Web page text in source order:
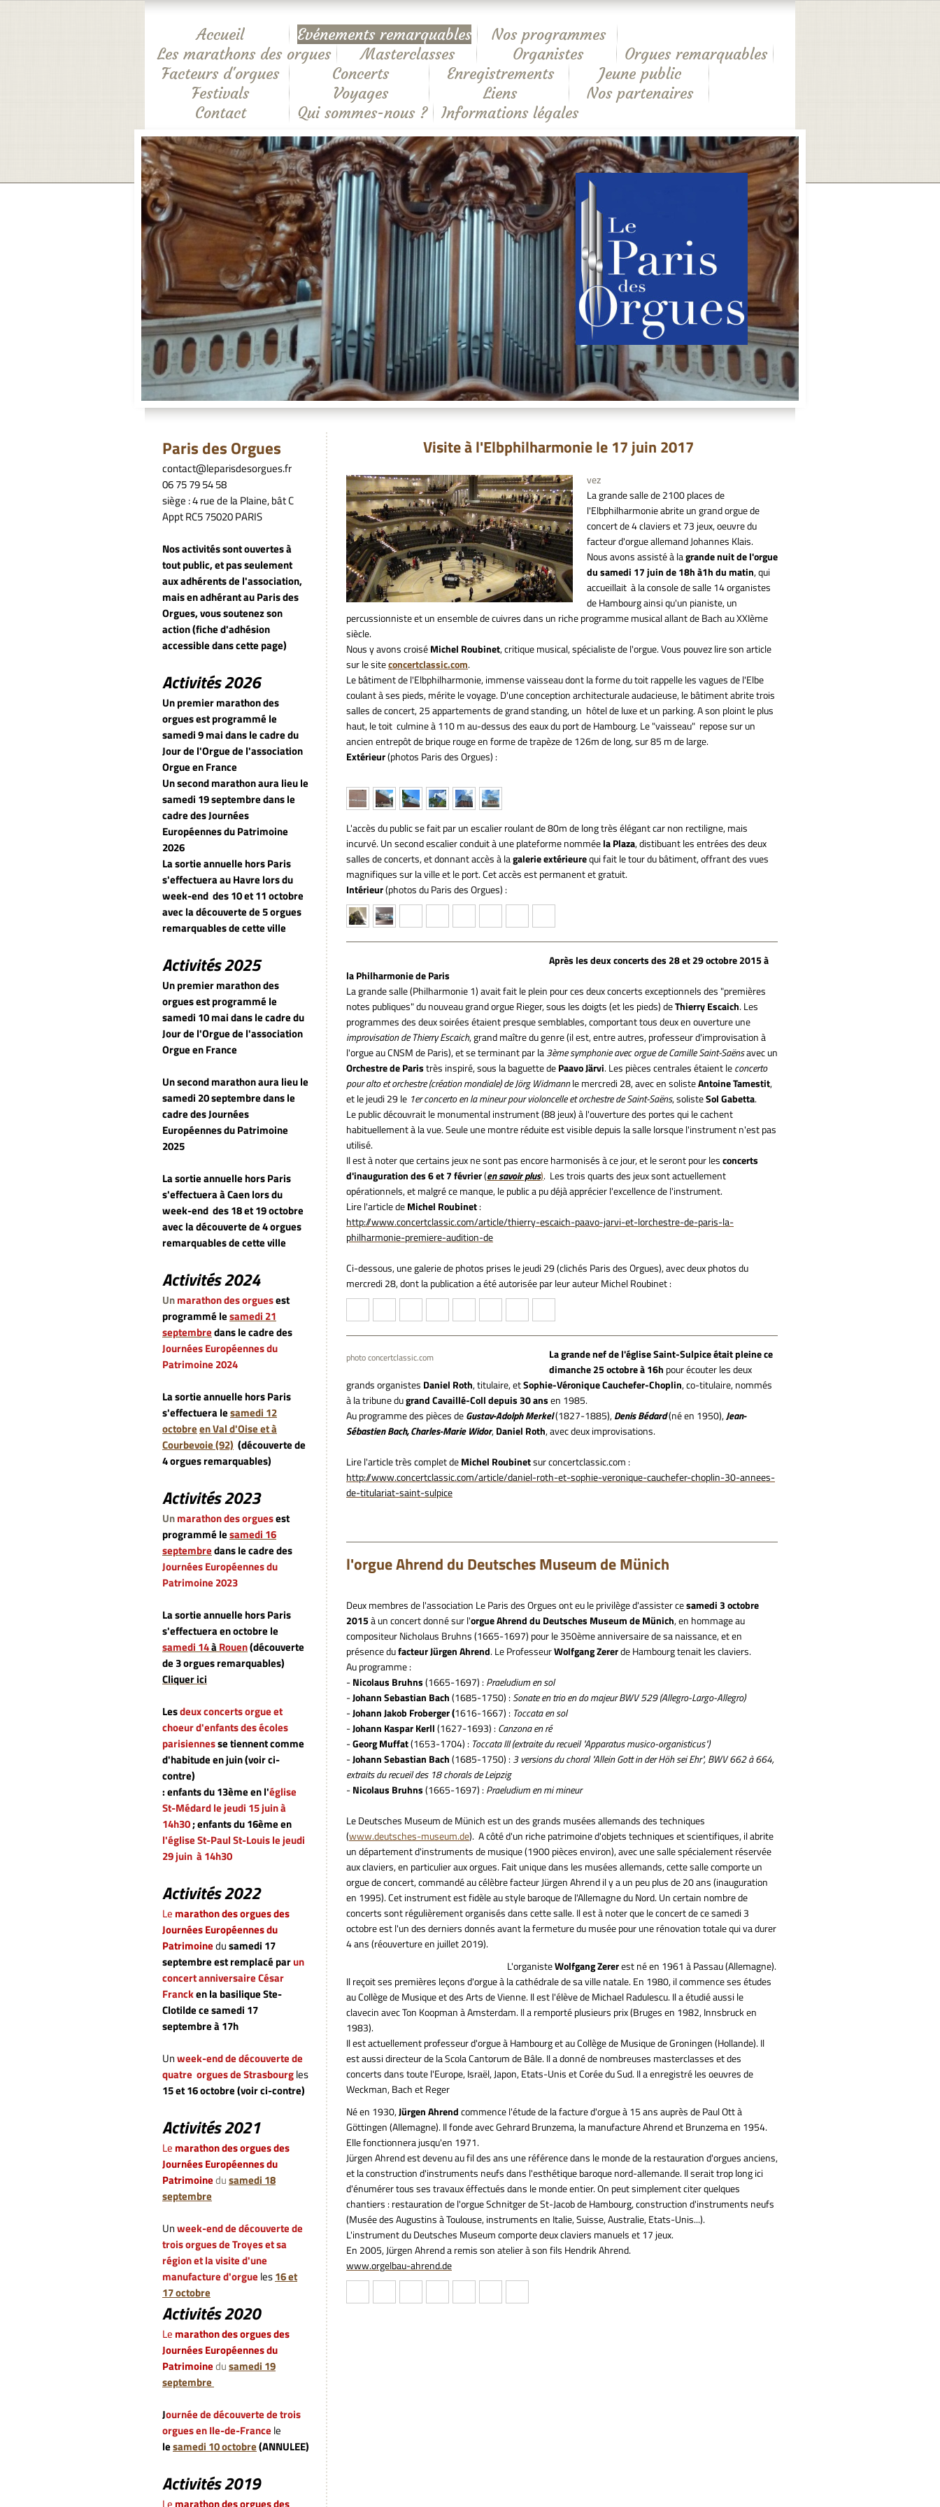
Accueil Evénements remarquables
Nos programmes
Les marathons des orgues
Masterclasses Organistes
Orgues remarquables
Facteurs d'orgues
Concerts Enregistrements
Jeune public
Festivals
Voyages Liens
Nos partenaires
Contact
Qui sommes-nous ? Informations légales
Paris des Orgues
contact@leparisdesorgues.fr
06 75 79 54 58
siège : 4 rue de la Plaine, bât C
Appt RC5 75020 PARIS
Nos activités sont ouvertes à
tout public, et pas seulement
aux adhérents de l'association,
mais en adhérant au Paris des
Orgues, vous soutenez son
action (fiche d'adhésion
accessible dans cette page)
Activités 2026
Un premier marathon des
orgues est programmé le
samedi 9 mai dans le cadre du
Jour de l'Orgue de l'association
Orgue en France
Un second marathon aura lieu le
samedi 19 septembre dans le
cadre des Journées
Européennes du Patrimoine
2026
La sortie annuelle hors Paris
s'effectuera au Havre lors du
week-end des 10 et 11 octobre
avec la découverte de 5 orgues
remarquables de cette ville
Activités 2025
Un premier marathon des
orgues est programmé le
samedi 10 mai dans le cadre du
Jour de l'Orgue de l'association
Orgue en France
Un second marathon aura lieu le
samedi 20 septembre dans le
cadre des Journées
Européennes du Patrimoine
2025
La sortie annuelle hors Paris
s'effectuera à Caen lors du
week-end des 18 et 19 octobre
avec la découverte de 4 orgues
remarquables de cette ville
Activités 2024
Unmarathon des orguesest
programmé lesamedi 21
septembredans le cadre des
Journées Européennes du
Patrimoine 2024
La sortie annuelle hors Paris
s'effectuera lesamedi 12
octobreen Val d'Oise et à
Courbevoie (92) (découverte de
4 orgues remarquables)
Activités 2023
Unmarathon des orguesest
programmé lesamedi 16
septembredans le cadre des
Journées Européennes du
Patrimoine 2023
La sortie annuelle hors Paris
s'effectuera en octobre le
samedi 14àRouen(découverte
de 3 orgues remarquables)
Cliquer ici
Lesdeux concerts orgue et
choeur d'enfants des écoles
parisiennesse tiennent comme
d'habitude en juin (voir ci-
contre)
: enfants du 13ème en l'église
St-Médard le jeudi 15 juin à
14h30; enfants du 16ème en
l'église St-Paul St-Louisle jeudi
29 juin à 14h30
Activités 2022
Le marathon des orgues des
Journées Européennes du
Patrimoinedusamedi 17
septembreest remplacé parun
concert anniversaire César
Francken la basilique Ste-
Clotilde ce samedi 17
septembre à 17h
Unweek-end de découverte de
quatre orgues de Strasbourgles
15 et 16 octobre (voir ci-contre)
Activités 2021
Le marathon des orgues des
Journées Européennes du
Patrimoinedusamedi 18
septembre
Unweek-end de découverte de
trois orgues de Troyes et sa
région et la visite d'une
manufacture d'orgue les16 et
17 octobre
Activités 2020
Le marathon des orgues des
Journées Européennes du
Patrimoinedusamedi 19
septembre
Journée de découverte de trois
orgues en Ile-de-France le
lesamedi 10 octobre(ANNULEE)
Activités 2019
Visite à l'Elbphilharmonie le 17 juin 2017
vez
La grande salle de 2100 places de
l'Elbphilharmonie abrite un grand orgue de
concert de 4 claviers et 73 jeux, oeuvre du
facteur d'orgue allemand Johannes Klais.
Nous avons assisté à lagrande nuit de l'orgue
du samedi 17 juin de 18h à1h du matin, qui
accueillait à la console de salle 14 organistes
de Hambourg ainsi qu'un pianiste, un
percussionniste et un ensemble de cuivres dans un riche programme musical allant de Bach au XXIème
siècle.
Nous y avons croiséMichel Roubinet, critique musical, spécialiste de l'orgue. Vous pouvez lire son article
sur le siteconcertclassic.com.
Le bâtiment de l'Elbphilharmonie, immense vaisseau dont la forme du toit rappelle les vagues de l'Elbe
coulant à ses pieds, mérite le voyage. D'une conception architecturale audacieuse, le bâtiment abrite trois
salles de concert, 25 appartements de grand standing, un hôtel de luxe et un parking. A son ploint le plus
haut, le toit culmine à 110 m au-dessus des eaux du port de Hambourg. Le "vaisseau" repose sur un
ancien entrepôt de brique rouge en forme de trapèze de 126m de long, sur 85 m de large.
Extérieur(photos Paris des Orgues) :
L'accès du public se fait par un escalier roulant de 80m de long très élégant car non rectiligne, mais
incurvé. Un second escalier conduit à une plateforme nomméela Plaza, distibuant les entrées des deux
salles de concerts, et donnant accès à lagalerie extérieurequi fait le tour du bâtiment, offrant des vues
magnifiques sur la ville et le port. Cet accès est permanent et gratuit.
Intérieur(photos du Paris des Orgues) :
Après les deux concerts des 28 et 29 octobre 2015 à
la Philharmonie de Paris
La grande salle (Philharmonie 1) avait fait le plein pour ces deux concerts exceptionnels des "premières
notes publiques" du nouveau grand orgue Rieger, sous les doigts (et les pieds) deThierry Escaich. Les
programmes des deux soirées étaient presque semblables, comportant tous deux en ouverture une
improvisation de Thierry Escaich, grand maître du genre (il est, entre autres, professeur d'improvisation à
l'orgue au CNSM de Paris), et se terminant par la3ème symphonie avec orgue de Camille Saint-Saënsavec un
Orchestre de Paristrès inspiré, sous la baguette dePaavo Järvi. Les pièces centrales étaient leconcerto
pour alto et orchestre (création mondiale) de Jörg Widmannle mercredi 28, avec en solisteAntoine Tamestit,
et le jeudi 29 le 1er concerto en la mineur pour violoncelle et orchestre de Saint-Saëns, solisteSol Gabetta.
Le public découvrait le monumental instrument (88 jeux) à l'ouverture des portes qui le cachent
habituellement à la vue. Seule une montre réduite est visible depuis la salle lorsque l'instrument n'est pas
utilisé.
Il est à noter que certains jeux ne sont pas encore harmonisés à ce jour, et le seront pour lesconcerts
d'inauguration des 6 et 7 février(en savoir plus). Les trois quarts des jeux sont actuellement
opérationnels, et malgré ce manque, le public a pu déjà apprécier l'excellence de l'instrument.
Lire l'article deMichel Roubinet:
http://www.concertclassic.com/article/thierry-escaich-paavo-jarvi-et-lorchestre-de-paris-la-
philharmonie-premiere-audition-de
Ci-dessous, une galerie de photos prises le jeudi 29 (clichés Paris des Orgues), avec deux photos du
mercredi 28, dont la publication a été autorisée par leur auteur Michel Roubinet :
photo concertclassic.com
La grande nef de l'église Saint-Sulpice était pleine ce
dimanche 25 octobre à 16h pour écouter les deux
grands organistes Daniel Roth, titulaire, etSophie-Véronique Cauchefer-Choplin, co-titulaire, nommés
à la tribune dugrand Cavaillé-Coll depuis 30 ansen 1985.
Au programme des pièces deGustav-Adolph Merkel(1827-1885),Denis Bédard(né en 1950),Jean-
Sébastien Bach, Charles-Marie Widor,Daniel Roth, avec deux improvisations.
Lire l'article très complet deMichel Roubinetsur concertclassic.com :
http://www.concertclassic.com/article/daniel-roth-et-sophie-veronique-cauchefer-choplin-30-annees-
de-titulariat-saint-sulpice
l'orgue Ahrend du Deutsches Museum de Münich
Deux membres de l'association Le Paris des Orgues ont eu le privilège d'assister cesamedi 3 octobre
2015à un concert donné sur l'orgue Ahrend du Deutsches Museum de Münich, en hommage au
compositeur Nicholaus Bruhns (1665-1697) pour le 350ème anniversaire de sa naissance, et en
présence dufacteur Jürgen Ahrend. Le ProfesseurWolfgang Zererde Hambourg tenait les claviers.
Au programme :
-Nicolaus Bruhns(1665-1697) :Praeludium en sol
-Johann Sebastian Bach(1685-1750) :Sonate en trio en do majeur BWV 529 (Allegro-Largo-Allegro)
-Johann Jakob Froberger (1616-1667) : Toccata en sol
-Johann Kaspar Kerll(1627-1693) :Canzona en ré
-Georg Muffat(1653-1704) : Toccata III (extraite du recueil "Apparatus musico-organisticus")
-Johann Sebastian Bach(1685-1750) :3 versions du choral "Allein Gott in der Höh sei Ehr", BWV 662 à 664,
extraits du recueil des 18 chorals de Leipzig
-Nicolaus Bruhns(1665-1697) :Praeludium en mi mineur
Le Deutsches Museum de Münich est un des grands musées allemands des techniques
(www.deutsches-museum.de). A côté d'un riche patrimoine d'objets techniques et scientifiques, il abrite
un département d'instruments de musique (1900 pièces environ), avec une salle spécialement réservée
aux claviers, en particulier aux orgues. Fait unique dans les musées allemands, cette salle comporte un
orgue de concert, commandé au célèbre facteur Jürgen Ahrend il y a un peu plus de 20 ans (inauguration
en 1995). Cet instrument est fidèle au style baroque de l'Allemagne du Nord. Un certain nombre de
concerts sont régulièrement organisés dans cette salle. Il est à noter que le concert de ce samedi 3
octobre est l'un des derniers donnés avant la fermeture du musée pour une rénovation totale qui va durer
4 ans (réouverture en juillet 2019).
L'organisteWolfgang Zererest né en 1961 à Passau (Allemagne).
Il reçoit ses premières leçons d'orgue à la cathédrale de sa ville natale. En 1980, il commence ses études
au Collège de Musique et des Arts de Vienne. Il est l'élève de Michael Radulescu. Il a étudié aussi le
clavecin avec Ton Koopman à Amsterdam. Il a remporté plusieurs prix (Bruges en 1982, Innsbruck en
1983).
Il est actuellement professeur d'orgue à Hambourg et au Collège de Musique de Groningen (Hollande). Il
est aussi directeur de la Scola Cantorum de Bâle. Il a donné de nombreuses masterclasses et des
concerts dans toute l'Europe, Israël, Japon, Etats-Unis et Corée du Sud. Il a enregistré les oeuvres de
Weckman, Bach et Reger
Né en 1930,Jürgen Ahrendcommence l'étude de la facture d'orgue à 15 ans auprès de Paul Ott à
Göttingen (Allemagne). Il fonde avec Gehrard Brunzema, la manufacture Ahrend et Brunzema en 1954.
Elle fonctionnera jusqu'en 1971.
Jürgen Ahrend est devenu au fil des ans une référence dans le monde de la restauration d'orgues anciens,
et la construction d'instruments neufs dans l'esthétique baroque nord-allemande. Il serait trop long ici
d'énumérer tous ses travaux éffectués dans le monde entier. On peut simplement citer quelques
chantiers : restauration de l'orgue Schnitger de St-Jacob de Hambourg, construction d'instruments neufs
(Musée des Augustins à Toulouse, instruments en Italie, Suisse, Australie, Etats-Unis...).
L'instrument du Deutsches Museum comporte deux claviers manuels et 17 jeux.
En 2005, Jürgen Ahrend a remis son atelier à son fils Hendrik Ahrend.
www.orgelbau-ahrend.de